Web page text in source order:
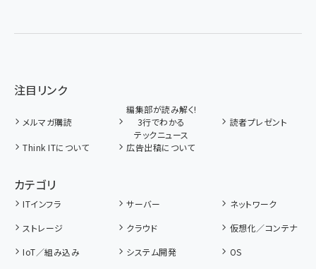
注目リンク
メルマガ購読
編集部が読み解く!
3行でわかる
テックニュース
読者プレゼント
Think ITについて 広告出稿について
カテゴリ
ITインフラ サーバー
ネットワーク
ストレージ
クラウド
仮想化／コンテナ
IoT／組み込み
システム開発 OS